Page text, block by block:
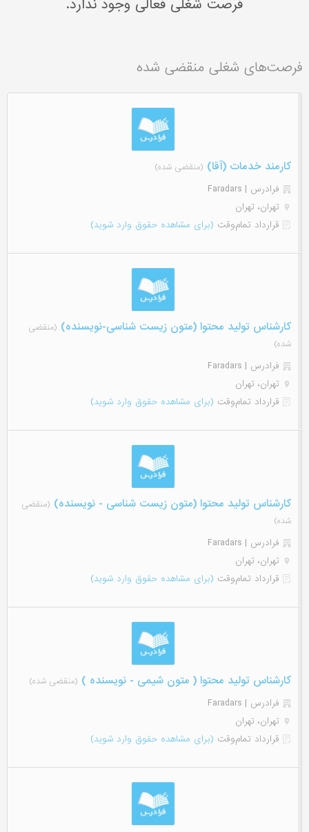
فرصت شغلی فعالی وجود ندارد.
فرصت‌های شغلی منقضی شده
کارمند خدمات (آقا) (منقضی شده)
فرادرس | Faradars
تهران، تهران
قرارداد تمام‌وقت (برای مشاهده حقوق وارد شوید)
کارشناس تولید محتوا (متون زیست شناسی-نویسنده) (منقضی
شده)
فرادرس | Faradars
تهران، تهران
قرارداد تمام‌وقت (برای مشاهده حقوق وارد شوید)
کارشناس تولید محتوا (متون زیست شناسی - نویسنده) (منقضی
شده)
فرادرس | Faradars
تهران، تهران
قرارداد تمام‌وقت (برای مشاهده حقوق وارد شوید)
کارشناس تولید محتوا ( متون شیمی - نویسنده ) (منقضی شده)
فرادرس | Faradars
تهران، تهران
قرارداد تمام‌وقت (برای مشاهده حقوق وارد شوید)